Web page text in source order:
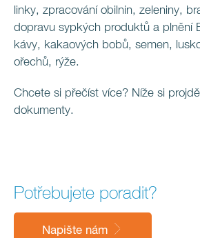
linky, zpracování obilnin, zeleniny,
dopravu sypkých produktů a plnění
kávy, kakaových bobů, semen,
ořechů, rýže.
Chcete si přečíst více? Níže si
dokumenty.
Potřebujete poradit?
Napište nám